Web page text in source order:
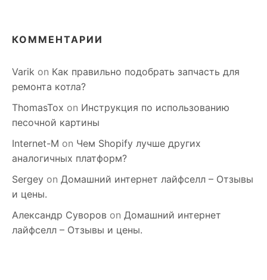
КОММЕНТАРИИ
Varik on Как правильно подобрать запчасть для
ремонта котла?
ThomasTox on Инструкция по использованию
песочной картины
Internet-M on Чем Shopify лучше других
аналогичных платформ?
Sergey on Домашний интернет лайфселл – Отзывы
и цены.
Александр Суворов on Домашний интернет
лайфселл – Отзывы и цены.